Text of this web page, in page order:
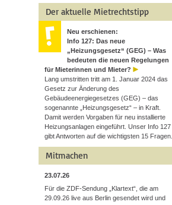
Der aktuelle Mietrechtstipp
Neu erschienen:
Info 127: Das neue
„Heizungsgesetz“ (GEG) – Was
bedeuten die neuen Regelungen
für Mieterinnen und Mieter?
Lang umstritten tritt am 1. Januar 2024 das
Gesetz zur Änderung des
Gebäudeenergiegesetzes (GEG) – das
sogenannte „Heizungsgesetz“ – in Kraft.
Damit werden Vorgaben für neu installierte
Heizungsanlagen eingeführt. Unser Info 127
gibt Antworten auf die wichtigsten 15 Fragen.
Mitmachen
23.07.26
Für die ZDF-Sendung „Klartext“, die am
29.09.26 live aus Berlin gesendet wird und